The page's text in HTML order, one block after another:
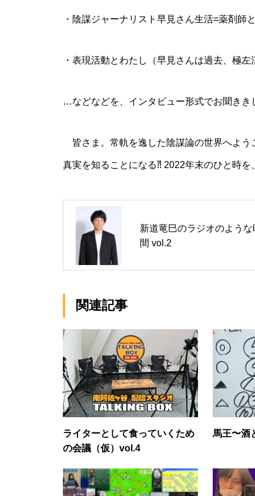
・陰謀ジャーナリスト早見さん生活=薬剤師
・表現活動とわたし（早見さんは過去、極左
…などなどを、インタビュー形式でお聞きき
皆さま。常軌を逸した陰謀論の世界へよう
真実を知ることになる⁈ 2022年末のひと時を
新道竜巳のラジオのような
間 vol.2
関連記事
ライターとして食っていくため
の会議（仮）vol.4
馬王〜酒